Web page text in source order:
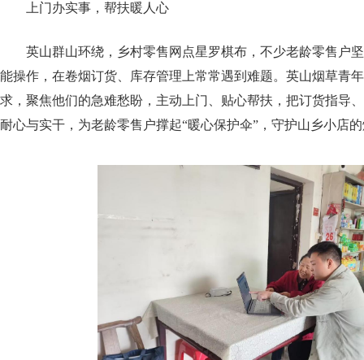
上门办实事，帮扶暖人心
英山群山环绕，乡村零售网点星罗棋布，不少老龄零售户
能操作，在卷烟订货、库存管理上常常遇到难题。英山烟草青
求，聚焦他们的急难愁盼，主动上门、贴心帮扶，把订货指导
耐心与实干，为老龄零售户撑起“暖心保护伞”，守护山乡小店